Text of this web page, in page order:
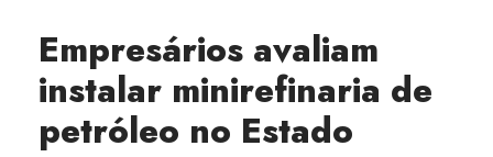
Empresários avaliam
instalar minirefinaria de
petróleo no Estado